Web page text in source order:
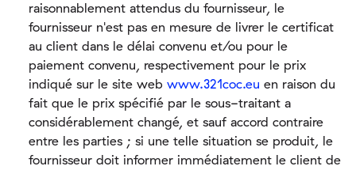
raisonnablement attendus du fournisseur, le
fournisseur n'est pas en mesure de livrer le certificat
au client dans le délai convenu et/ou pour le
paiement convenu, respectivement pour le prix
indiqué sur le site web www.321coc.eu en raison du
fait que le prix spécifié par le sous-traitant a
considérablement changé, et sauf accord contraire
entre les parties ; si une telle situation se produit, le
fournisseur doit informer immédiatement le client de